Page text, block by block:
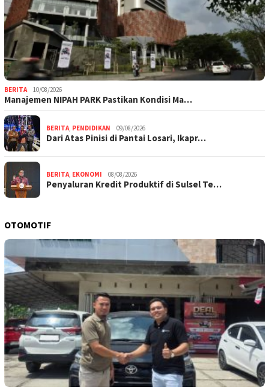
BERITA 10/08/2026
Manajemen NIPAH PARK Pastikan Kondisi Ma…
BERITA, PENDIDIKAN 09/08/2026
Dari Atas Pinisi di Pantai Losari, Ikapr…
BERITA, EKONOMI 08/08/2026
Penyaluran Kredit Produktif di Sulsel Te…
OTOMOTIF